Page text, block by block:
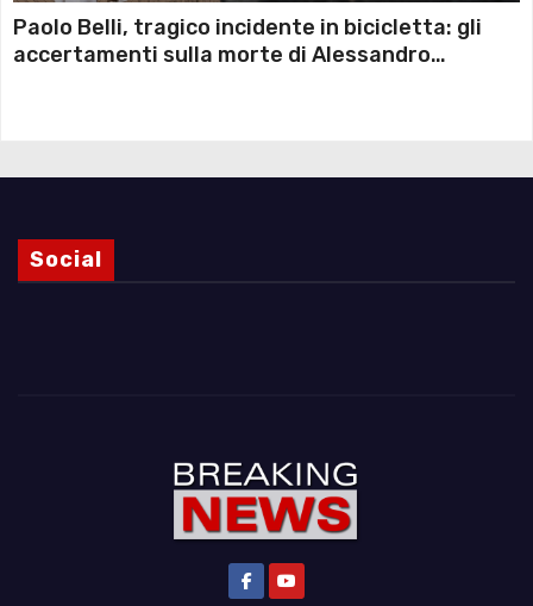
Paolo Belli, tragico incidente in bicicletta: gli
accertamenti sulla morte di Alessandro
Social